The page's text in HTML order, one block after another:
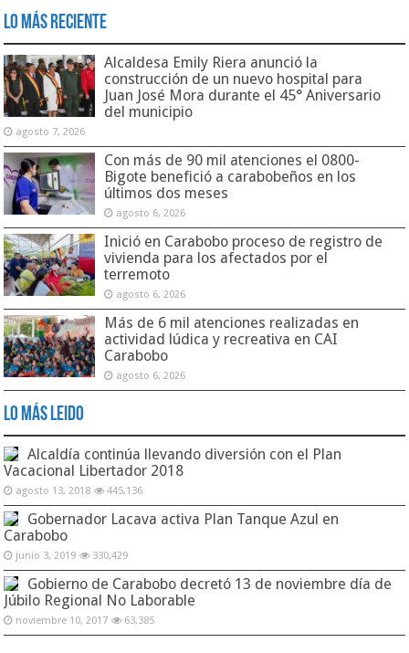
Lo Más Reciente
Alcaldesa Emily Riera anunció la
construcción de un nuevo hospital para
Juan José Mora durante el 45° Aniversario
del municipio
agosto 7, 2026
Con más de 90 mil atenciones el 0800-
Bigote benefició a carabobeños en los
últimos dos meses
agosto 6, 2026
Inició en Carabobo proceso de registro de
vivienda para los afectados por el
terremoto
agosto 6, 2026
Más de 6 mil atenciones realizadas en
actividad lúdica y recreativa en CAI
Carabobo
agosto 6, 2026
Lo Más Leido
Alcaldía continúa llevando diversión con el Plan
Vacacional Libertador 2018
agosto 13, 2018 445,136
Gobernador Lacava activa Plan Tanque Azul en
Carabobo
junio 3, 2019 330,429
Gobierno de Carabobo decretó 13 de noviembre día de
Júbilo Regional No Laborable
noviembre 10, 2017 63,385